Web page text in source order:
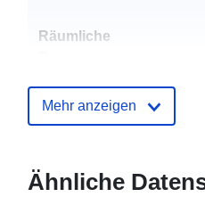
Räumliche
Identifikatoren:
Mehr anzeigen
Ähnliche